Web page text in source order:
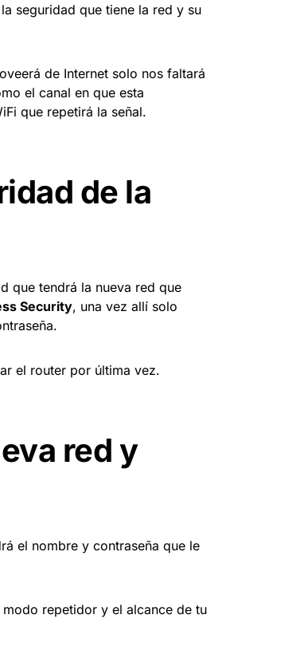
seguridad que tiene la red y su
de Internet solo nos faltará
el canal en que esta
que repetirá la señal.
de la
que tendrá la nueva red que
Security, una vez allí solo
el router por última vez.
red y
el nombre y contraseña que le
repetidor y el alcance de tu